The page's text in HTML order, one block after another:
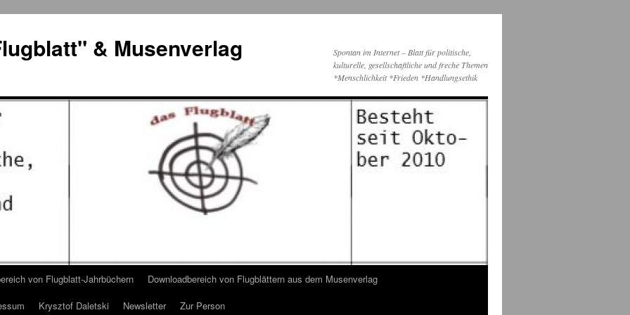
& Musenverlag
Spontan im Internet – Blatt für politische,
kulturelle, gesellschaftliche und freche Themen
*Menschlichkeit *Frieden *Handlungsethik
von Flugblatt-Jahrbüchern
Downloadbereich von Flugblättern aus dem Musenverlag
Krysztof Daletski Newsletter Zur Person